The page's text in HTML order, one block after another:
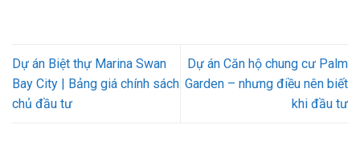
Dự án Biệt thự Marina Swan
Bay City | Bảng giá chính sách
chủ đầu tư
Dự án Căn hộ chung cư Palm
Garden – nhưng điều nên biết
khi đầu tư